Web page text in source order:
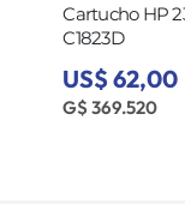
Cartucho HP
C1823D
US$ 62,00
G$ 369.520